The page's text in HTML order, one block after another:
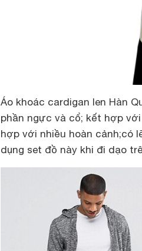
Áo khoác cardigan len Hàn
phần ngực và cổ; kết hợp
hợp với nhiều hoàn cảnh;có
dụng set đồ này khi đi dạo